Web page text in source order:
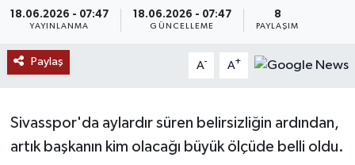
18.06.2026 - 07:47
YAYINLANMA
18.06.2026 - 07:47
GÜNCELLEME
8
PAYLAŞIM
Paylaş A- A+
Sivasspor'da aylardır süren belirsizliğin ardından,
artık başkanın kim olacağı büyük ölçüde belli oldu.
RESMİ İLANLAR
SAĞLIK
SOSYAL YARDIMLAR